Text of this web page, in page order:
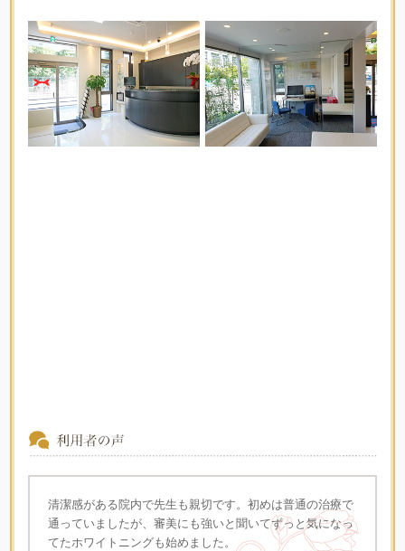
清潔感がある院内で先生も親切です。初めは普通の治療で
通っていましたが、審美にも強いと聞いてずっと気になっ
てたホワイトニングも始めました。